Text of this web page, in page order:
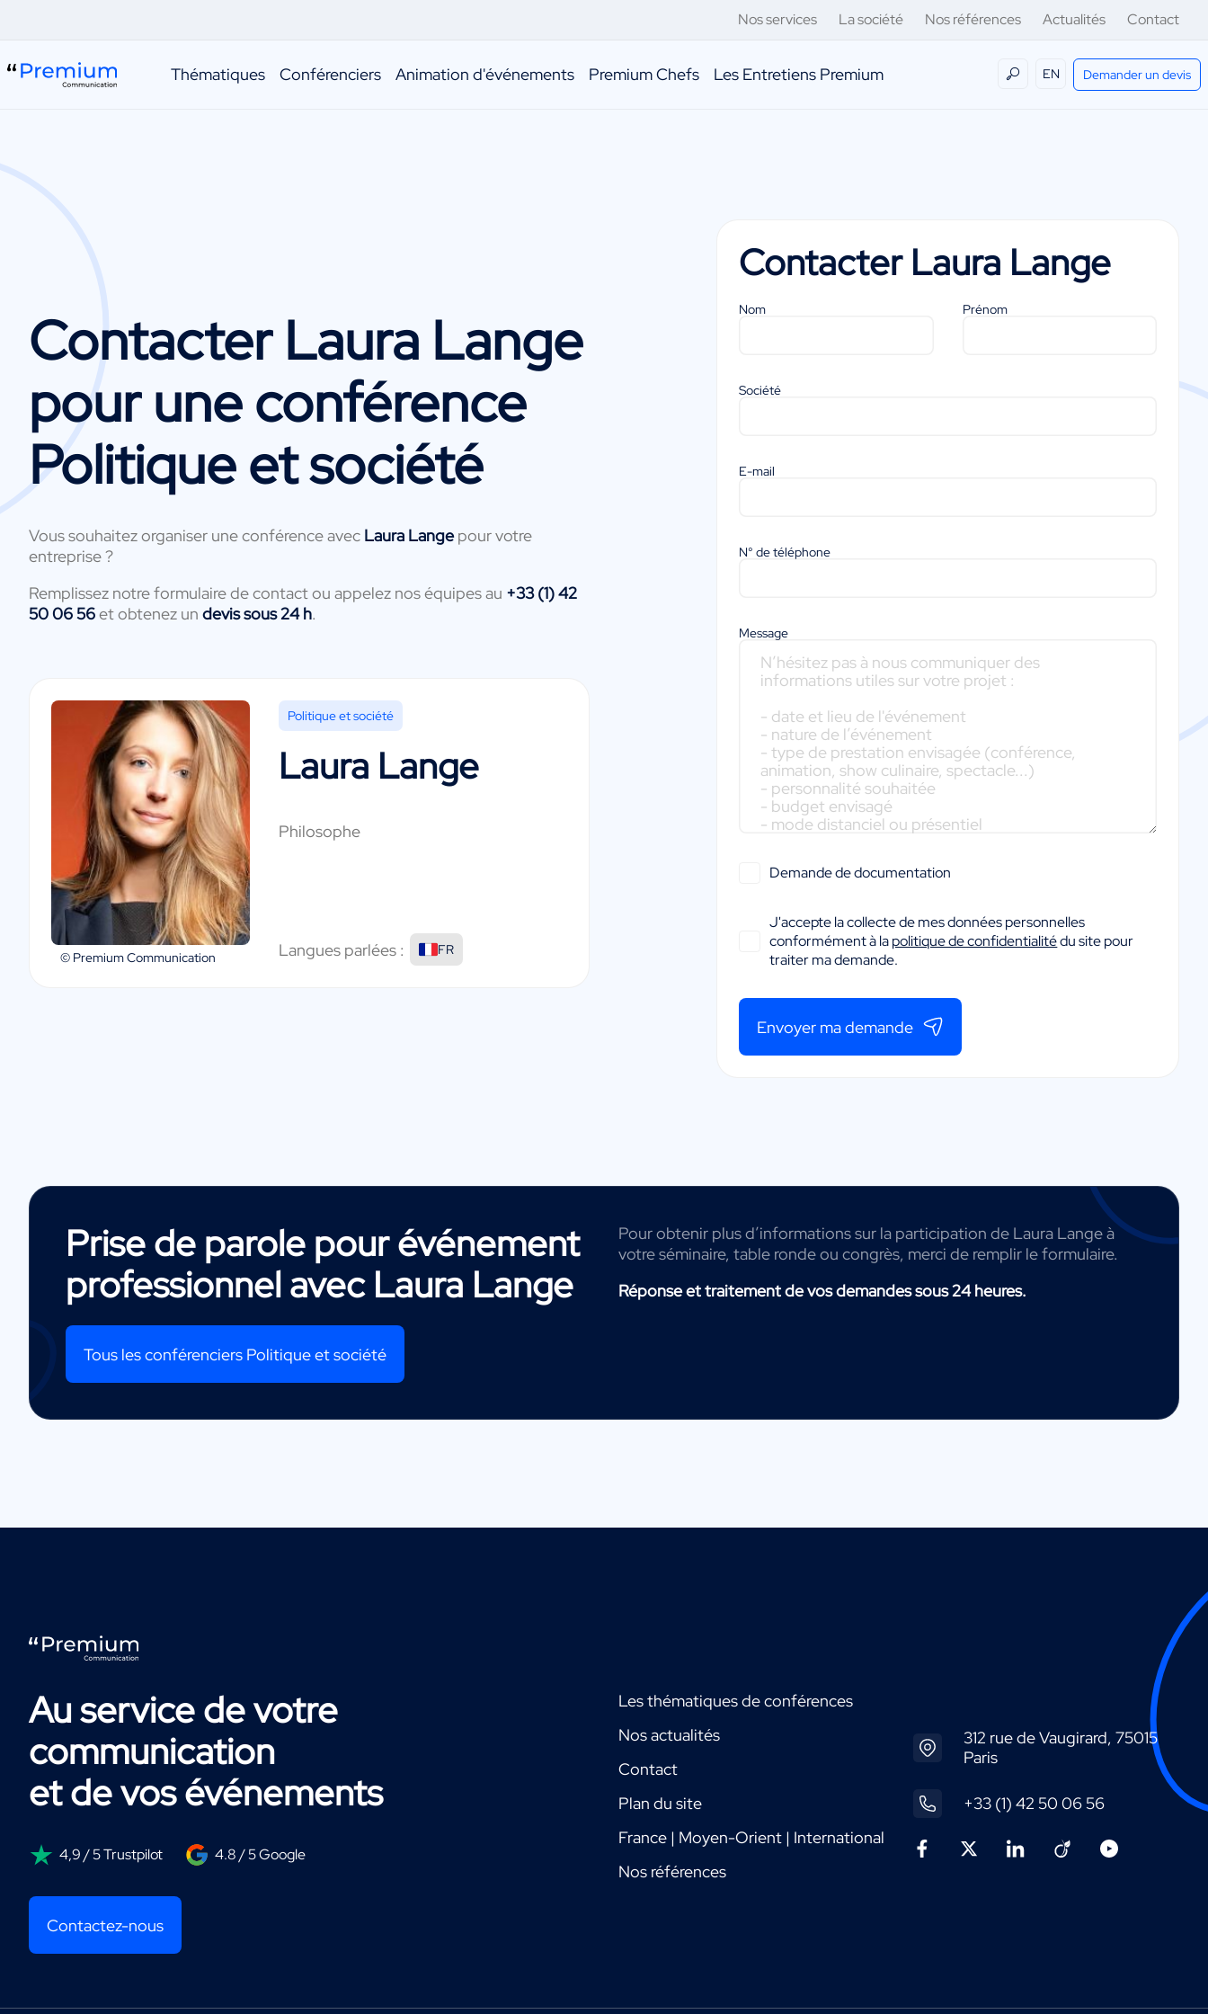
Nos services La société Nos références Actualités Contact
Thématiques Conférenciers Animation d'événements Premium Chefs Les Entretiens Premium EN Demander un devis
Contacter Laura Lange
pour une conférence
Politique et société
Vous souhaitez organiser une conférence avec Laura Langepour votre
entreprise ?
Remplissez notre formulaire de contact ou appelez nos équipes au +33 (1) 42
50 06 56et obtenez un devis sous 24 h.
© Premium Communication
Politique et société
Laura Lange
Philosophe
Langues parlées : FR
Contacter Laura Lange
Nom Prénom
Société
E-mail
N° de téléphone
Message
Demande de documentation
J'accepte la collecte de mes données personnelles
conformément à lapolitique de confidentialitédu site pour
traiter ma demande.
Envoyer ma demande
Prise de parole pour événement
professionnel avec Laura Lange
Tous les conférenciers Politique et société
Pour obtenir plus d’informations sur la participation de Laura Lange à
votre séminaire, table ronde ou congrès, merci de remplir le formulaire.
Réponse et traitement de vos demandes sous 24 heures.
Au service de votre
communication
et de vos événements
4,9 / 5 Trustpilot 4.8 / 5 Google
Contactez-nous
Les thématiques de conférences
Nos actualités
Contact
Plan du site
France | Moyen-Orient | International
Nos références
312 rue de Vaugirard, 75015
Paris
+33 (1) 42 50 06 56